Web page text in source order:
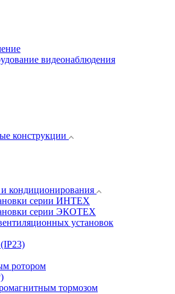
видеонаблюдения
конструкции
кондиционирования
серии ИНТЕХ
серии ЭКОТЕХ
установок
ротором
тормозом